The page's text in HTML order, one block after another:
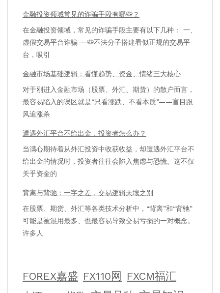
金融投资领域常见的诈骗手段有哪些？
在金融投资领域，常见的诈骗手段主要有以下几种： 一、
虚假交易平台诈骗 一些不法分子搭建看似正规的交易平
台，吸引
金融市场基础逻辑：看懂趋势、资金、情绪三大核心
对于刚进入金融市场（股票、外汇、期货）的散户而言，
最容易陷入的误区就是“只看涨跌、不看本质”——盲目跟
风追涨杀
遭遇外汇平台不给出金，投资者怎么办？
当满心期待着从外汇投资中收获收益，却遭遇外汇平台不
给出金的情况时，投资者往往会陷入焦虑与恐慌。这不仅
关乎资金的
背离与背驰：一字之差，交易逻辑天壤之别
在股票、期货、外汇等各类技术分析中，“背离”和“背驰”
可能是被混用最多、也最容易导致交易亏损的一对概念。
许多人
FOREX嘉盛 FX110网 FXCM福汇